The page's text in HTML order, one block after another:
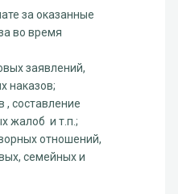
за оказанные
во время
заявлений,
наказов;
, составление
жалоб и т.п.;
отношений,
семейных и